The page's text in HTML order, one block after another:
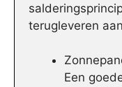
terugleveren
Een